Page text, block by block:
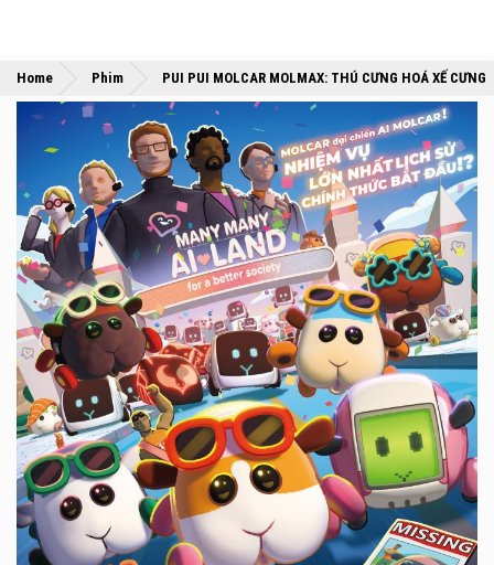
Home Phim PUI PUI MOLCAR MOLMAX: THÚ CƯNG HOÁ XẾ CƯNG